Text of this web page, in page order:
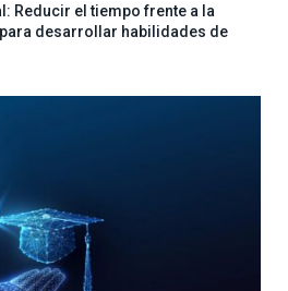
Reducir el tiempo frente a la
desarrollar habilidades de